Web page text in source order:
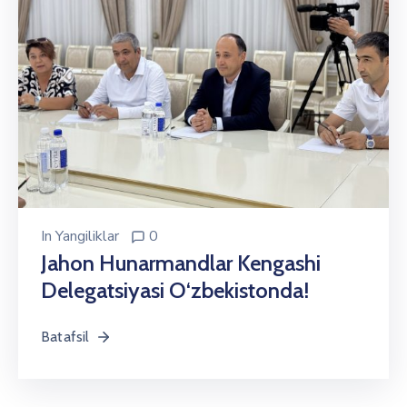
InYangiliklar 0
Jahon Hunarmandlar Kengashi
Delegatsiyasi O‘zbekistonda!
Batafsil